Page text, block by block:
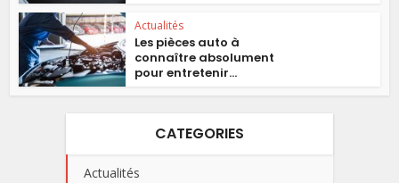
Actualités
Les pièces auto à
connaître absolument
pour entretenir...
CATEGORIES
Actualités